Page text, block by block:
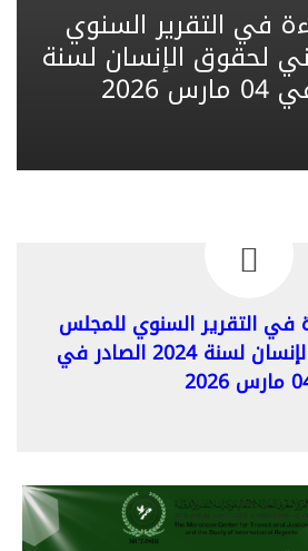
في التقرير السنوي
لحقوق الإنسان لسنة
في التقرير السنوي للمجلس
الوطني لحقوق الإنسان لسنة 2024 الصادر في
2026